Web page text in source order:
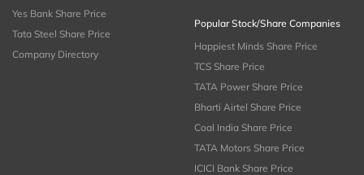
Yes Bank Share Price
Tata Steel Share Price
Company Directory
Popular Stock/Share Companies
Happiest Minds Share Price
TCS Share Price
TATA Power Share Price
Bharti Airtel Share Price
Coal India Share Price
TATA Motors Share Price
ICICI Bank Share Price